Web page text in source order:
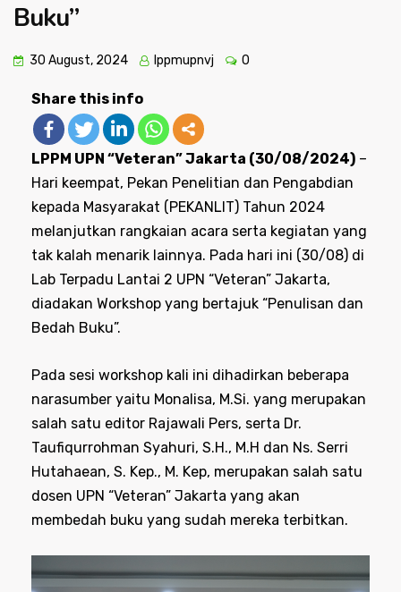
Buku”
30 August, 2024 lppmupnvj 0
Share this info
LPPM UPN “Veteran” Jakarta (30/08/2024) –
Hari keempat, Pekan Penelitian dan Pengabdian
kepada Masyarakat (PEKANLIT) Tahun 2024
melanjutkan rangkaian acara serta kegiatan yang
tak kalah menarik lainnya. Pada hari ini (30/08) di
Lab Terpadu Lantai 2 UPN “Veteran” Jakarta,
diadakan Workshop yang bertajuk “Penulisan dan
Bedah Buku”.
Pada sesi workshop kali ini dihadirkan beberapa
narasumber yaitu Monalisa, M.Si. yang merupakan
salah satu editor Rajawali Pers, serta Dr.
Taufiqurrohman Syahuri, S.H., M.H dan Ns. Serri
Hutahaean, S. Kep., M. Kep, merupakan salah satu
dosen UPN “Veteran” Jakarta yang akan
membedah buku yang sudah mereka terbitkan.